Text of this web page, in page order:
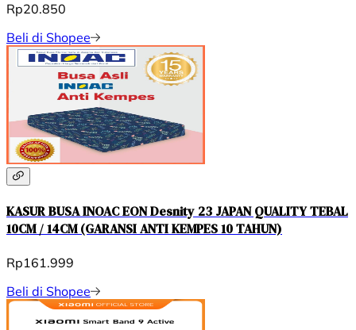
Rp20.850
Beli di Shopee
KASUR BUSA INOAC EON Desnity 23 JAPAN QUALITY TEBAL
10CM / 14CM (GARANSI ANTI KEMPES 10 TAHUN)
Rp161.999
Beli di Shopee